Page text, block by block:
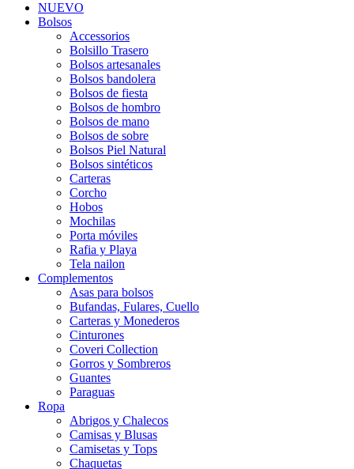
NUEVO
Bolsos
Accessorios
Bolsillo Trasero
Bolsos artesanales
Bolsos bandolera
Bolsos de fiesta
Bolsos de hombro
Bolsos de mano
Bolsos de sobre
Bolsos Piel Natural
Bolsos sintéticos
Carteras
Corcho
Hobos
Mochilas
Porta móviles
Rafia y Playa
Tela nailon
Complementos
Asas para bolsos
Bufandas, Fulares, Cuello
Carteras y Monederos
Cinturones
Coveri Collection
Gorros y Sombreros
Guantes
Paraguas
Ropa
Abrigos y Chalecos
Camisas y Blusas
Camisetas y Tops
Chaquetas